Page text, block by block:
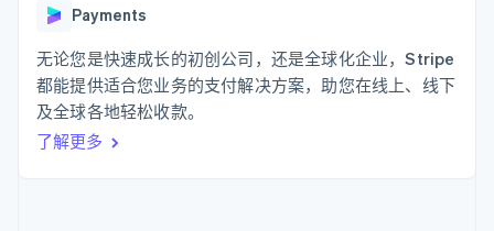
Link
加速结账
更多
Product roadmap
按行业
AI 企业
酒店、旅游与休闲
资源
应用集成
代码示例
Stripe Press
联系销售
Payments
无论您是快速成长的初创公司，还是全球化企业，Stripe
都能提供适合您业务的支付解决方案，助您在线上、线下
及全球各地轻松收款。
了解更多